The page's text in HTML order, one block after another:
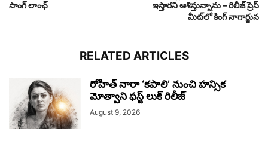
సాంగ్ లాంఛ్
ఇస్తారని ఆశిస్తున్నాను – రిలీజ్ ప్రెస్
మీట్‌లో కింగ్ నాగార్జున
RELATED ARTICLES
రోహిత్ నారా ‘కపాలి’ నుంచి హన్సిక
మోత్వాని ఫస్ట్ లుక్ రిలీజ్
August 9, 2026